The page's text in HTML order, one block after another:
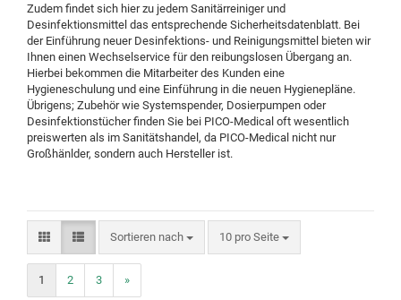
Zudem findet sich hier zu jedem Sanitärreiniger und
Desinfektionsmittel das entsprechende Sicherheitsdatenblatt. Bei
der Einführung neuer Desinfektions- und Reinigungsmittel bieten wir
Ihnen einen Wechselservice für den reibungslosen Übergang an.
Hierbei bekommen die Mitarbeiter des Kunden eine
Hygieneschulung und eine Einführung in die neuen Hygienepläne.
Übrigens; Zubehör wie Systemspender, Dosierpumpen oder
Desinfektionstücher finden Sie bei PICO-Medical oft wesentlich
preiswerten als im Sanitätshandel, da PICO-Medical nicht nur
Großhänlder, sondern auch Hersteller ist.
Sortieren nach 10 pro Seite
1 2 3 »